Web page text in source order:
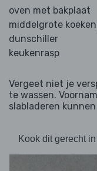
oven met bakplaat
middelgrote
dunschiller
keukenrasp
Vergeet niet je
te wassen.
slabladeren
Kook dit gerecht